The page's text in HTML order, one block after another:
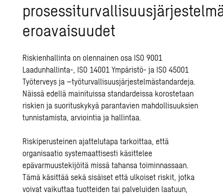
eroavaisuudet
Riskienhallinta on olennainen osa ISO 9001
Laadunhallinta-, ISO 14001 Ympäristö- ja ISO 45001
Työterveys ja –työturvallisuusjärjestelmästandardeja.
Näissä edellä mainituissa standardeissa korostetaan
riskien ja suorituskykyä parantavien mahdollisuuksien
tunnistamista, arviointia ja hallintaa.
Riskiperusteinen ajattelutapa tarkoittaa, että
organisaatio systemaattisesti käsittelee
epävarmuustekijöitä missä tahansa toiminnassaan.
Tämä käsittää sekä sisäiset että ulkoiset riskit, jotka
voivat vaikuttaa tuotteiden tai palveluiden laatuun,